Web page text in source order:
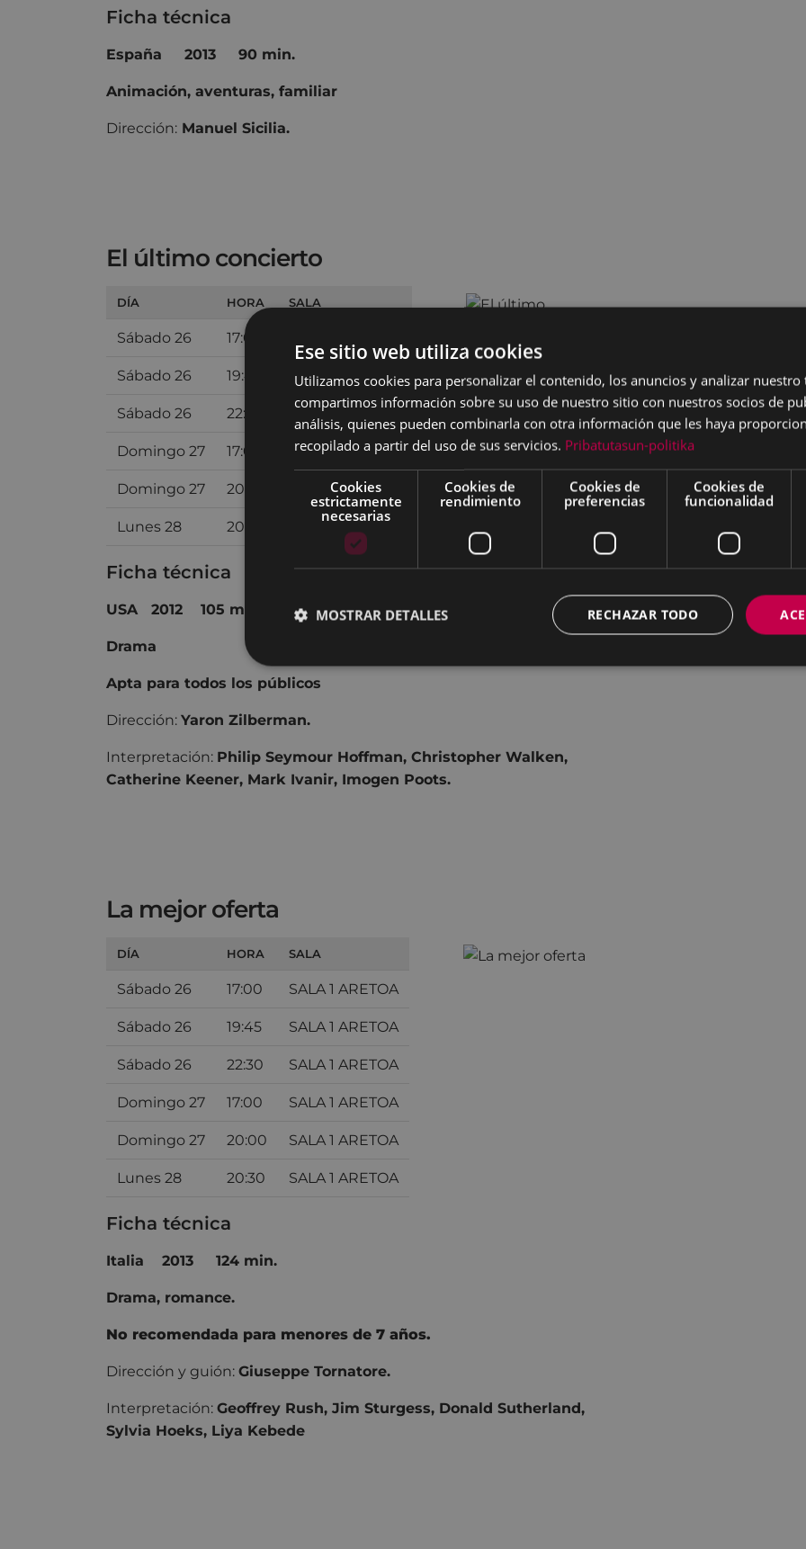
Ficha técnica
España 2013 90 min.
Animación, aventuras, familiar
Dirección: Manuel Sicilia.
El último concierto
DÍA HORA SALA
Sábado 26 17:00
Sábado 26 19:45 SALA 2 ARETOA
Sábado 26 22:30 SALA 2 ARETOA
Domingo 27 17:00 SALA 2 ARETOA
Domingo 27 20:00 SALA 2 ARETOA
Lunes 28 20:30 SALA 2 ARETOA
Ficha técnica
USA 2012 105 min.
Drama
Apta para todos los públicos
Dirección: Yaron Zilberman.
Interpretación: Philip Seymour Hoffman, Christopher Walken,
Catherine Keener, Mark Ivanir, Imogen Poots.
La mejor oferta
DÍA HORA SALA
Sábado 26 17:00 SALA 1 ARETOA
Sábado 26 19:45 SALA 1 ARETOA
Sábado 26 22:30 SALA 1 ARETOA
Domingo 27 17:00 SALA 1 ARETOA
Domingo 27 20:00 SALA 1 ARETOA
Lunes 28 20:30 SALA 1 ARETOA
Ficha técnica
Italia 2013 124 min.
Drama, romance.
No recomendada para menores de 7 años.
Dirección y guión: Giuseppe Tornatore.
Interpretación: Geoffrey Rush, Jim Sturgess, Donald Sutherland,
Sylvia Hoeks, Liya Kebede
Ese sitio web utiliza cookies
Utilizamos cookies para personalizar el contenido, los anuncios y analizar
compartimos información sobre su uso de nuestro sitio con nuestros socios de
análisis, quienes pueden combinarla con otra información que les haya
recopilado a partir del uso de sus servicios. Pribatutasun-politika
Cookies
estrictamente
necesarias
Cookies de
rendimiento
Cookies de
preferencias
Cookies de
funcionalidad
RECHAZAR TODO
MOSTRAR DETALLES